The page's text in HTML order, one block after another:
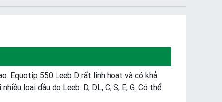
Equotip 550 Leeb D rất linh hoạt và có khả
loại đầu đo Leeb: D, DL, C, S, E, G. Có thể